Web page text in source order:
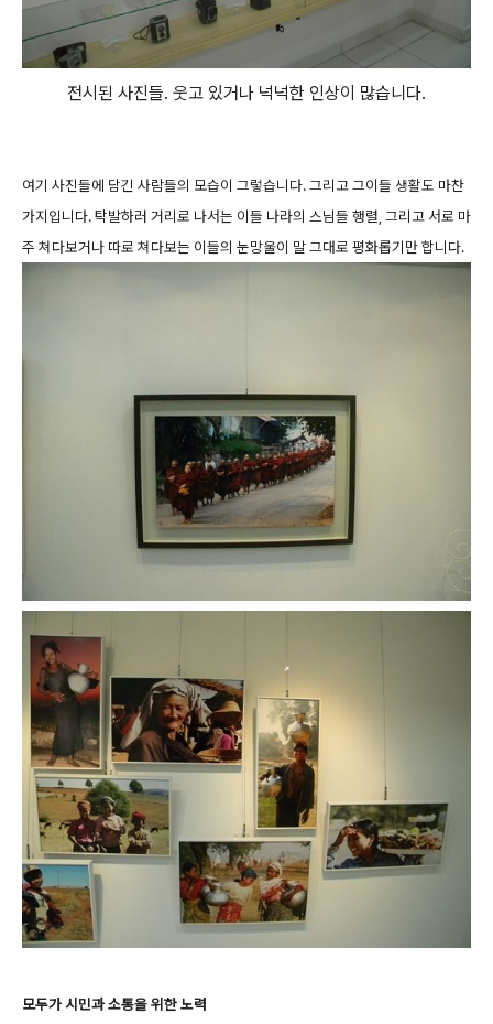
전시된 사진들. 웃고 있거나 넉넉한 인상이 많습니다.
여기 사진들에 담긴 사람들의 모습이 그렇습니다. 그리고 그이들 생활도 마찬
가지입니다. 탁발하러 거리로 나서는 이들 나라의 스님들 행렬, 그리고 서로 마
주 쳐다보거나 따로 쳐다보는 이들의 눈망울이 말 그대로 평화롭기만 합니다.
모두가 시민과 소통을 위한 노력